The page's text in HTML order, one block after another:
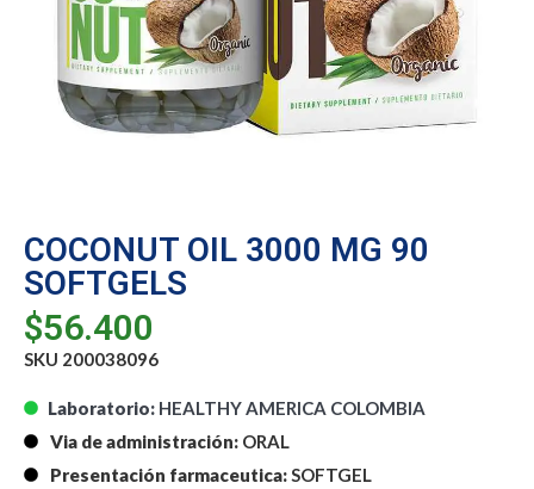
COCONUT OIL 3000 MG 90
SOFTGELS
$56.400
SKU 200038096
Laboratorio: HEALTHY AMERICA COLOMBIA
Via de administración: ORAL
Presentación farmaceutica:SOFTGEL